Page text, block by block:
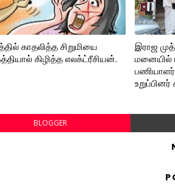
காதலித்த சிறுமியை
கிழித்த எலக்ட்ரீசியன்.
இராஜ
மனையில்
BLOGGER